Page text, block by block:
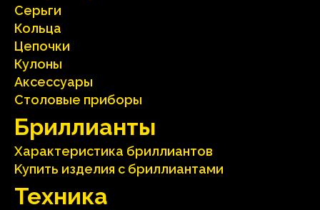
Серьги
Кольца
Цепочки
Кулоны
Аксесcуары
Столовые приборы
Бриллианты
Характеристика бриллиантoв
Kупить изделия c бриллиантами
Техника